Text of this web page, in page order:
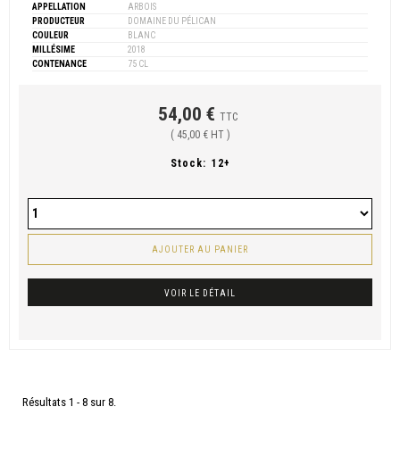
APPELLATION
ARBOIS
PRODUCTEUR
DOMAINE DU PÉLICAN
COULEUR
BLANC
MILLÉSIME
2018
CONTENANCE
75 CL
54,00 € TTC
( 45,00 € HT )
Stock: 12+
AJOUTER AU PANIER
VOIR LE DÉTAIL
Résultats 1 - 8 sur 8.